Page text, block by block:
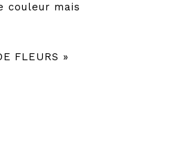
couleur mais
FLEURS »